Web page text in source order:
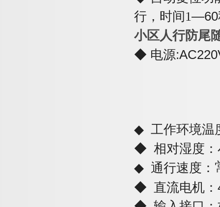
行，时间 1—60
小区人行防尾
◆ 电源
◆ 工作环境温
◆ 相对湿度
◆ 通行速度：
◆ 直流电机：